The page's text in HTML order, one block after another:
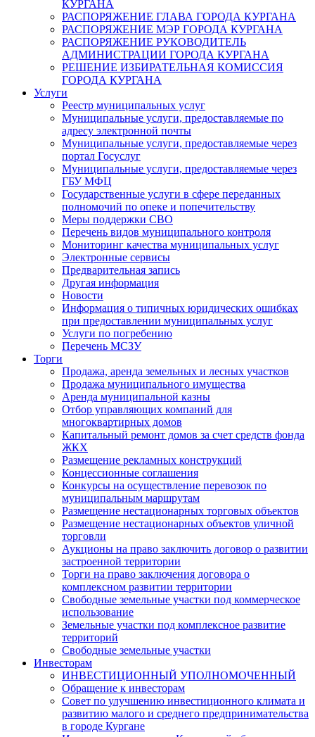
КУРГАНА
РАСПОРЯЖЕНИЕ ГЛАВА ГОРОДА КУРГАНА
РАСПОРЯЖЕНИЕ МЭР ГОРОДА КУРГАНА
РАСПОРЯЖЕНИЕ РУКОВОДИТЕЛЬ
АДМИНИСТРАЦИИ ГОРОДА КУРГАНА
РЕШЕНИЕ ИЗБИРАТЕЛЬНАЯ КОМИССИЯ
ГОРОДА КУРГАНА
Услуги
Реестр муниципальных услуг
Муниципальные услуги, предоставляемые по
адресу электронной почты
Муниципальные услуги, предоставляемые через
портал Госуслуг
Муниципальные услуги, предоставляемые через
ГБУ МФЦ
Государственные услуги в сфере переданных
полномочий по опеке и попечительству
Меры поддержки СВО
Перечень видов муниципального контроля
Мониторинг качества муниципальных услуг
Электронные сервисы
Предварительная запись
Другая информация
Новости
Информация о типичных юридических ошибках
при предоставлении муниципальных услуг
Услуги по погребению
Перечень МСЗУ
Торги
Продажа, аренда земельных и лесных участков
Продажа муниципального имущества
Аренда муниципальной казны
Отбор управляющих компаний для
многоквартирных домов
Капитальный ремонт домов за счет средств фонда
ЖКХ
Размещение рекламных конструкций
Концессионные соглашения
Конкурсы на осуществление перевозок по
муниципальным маршрутам
Размещение нестационарных торговых объектов
Размещение нестационарных объектов уличной
торговли
Аукционы на право заключить договор о развитии
застроенной территории
Торги на право заключения договора о
комплексном развитии территории
Свободные земельные участки под коммерческое
использование
Земельные участки под комплексное развитие
территорий
Свободные земельные участки
Инвесторам
ИНВЕСТИЦИОННЫЙ УПОЛНОМОЧЕННЫЙ
Обращение к инвесторам
Совет по улучшению инвестиционного климата и
развитию малого и среднего предпринимательства
в городе Кургане